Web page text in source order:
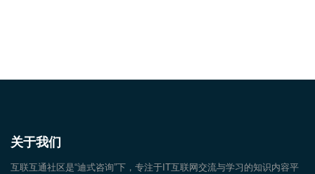
关于我们
互联互通社区是“迪式咨询”下，专注于IT互联网交流与学习的知识内容平